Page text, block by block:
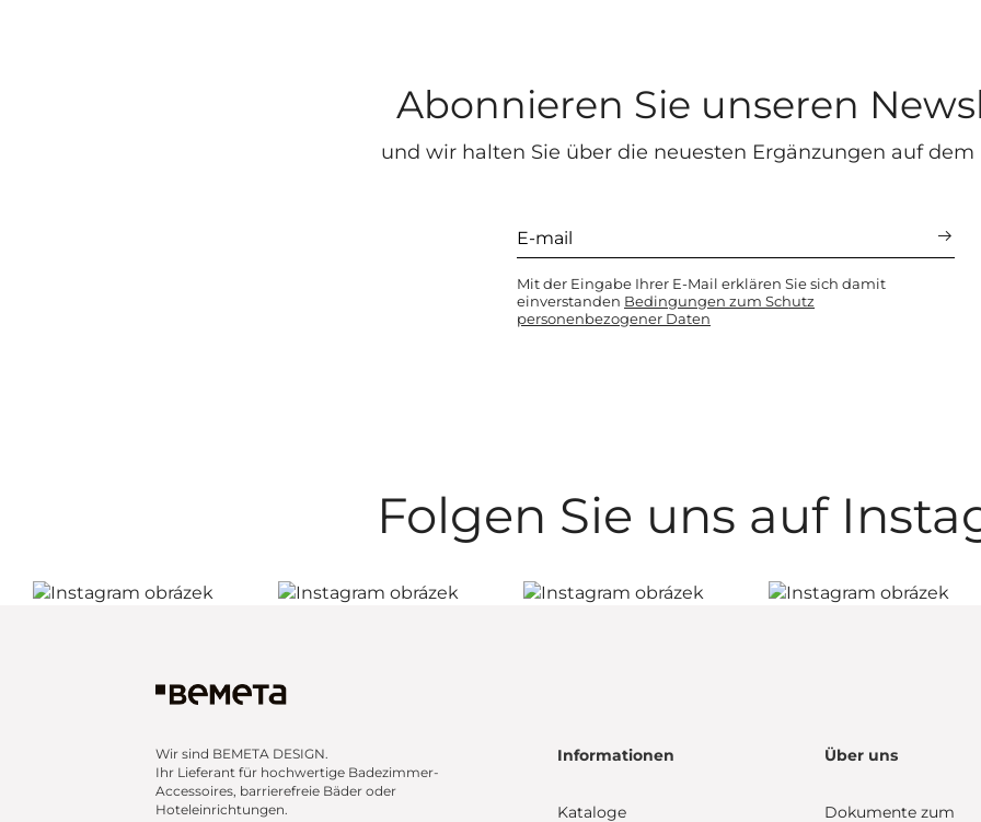
Abonnieren Sie unseren
und wir halten Sie über die neuesten Ergänzungen auf dem
Mit der Eingabe Ihrer E-Mail erklären Sie sich damit
einverstanden Bedingungen zum Schutz
personenbezogener Daten
Folgen Sie uns auf
Wir sind BEMETA DESIGN.
Ihr Lieferant für hochwertige Badezimmer-
Accessoires, barrierefreie Bäder oder
Hoteleinrichtungen.
Informationen
Kataloge
Über uns
Dokumente zum